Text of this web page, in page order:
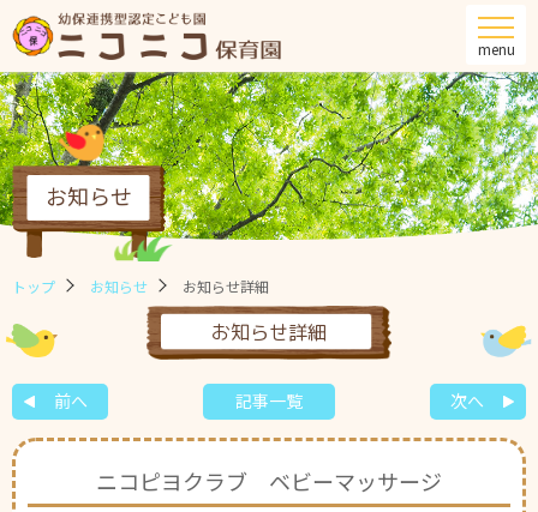
menu
お知らせ
トップ お知らせ お知らせ詳細
お知らせ詳細
前へ 次へ
記事一覧
ニコピヨクラブ ベビーマッサージ